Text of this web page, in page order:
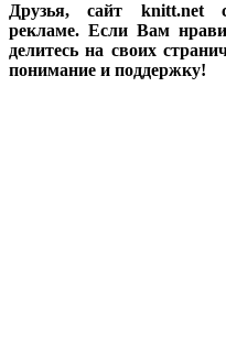
Друзья, сайт knitt.net
рекламе. Если Вам
делитесь на своих
понимание и поддержку!